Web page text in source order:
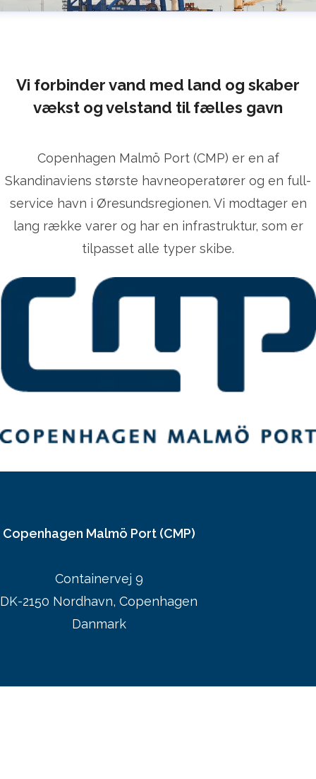
Vi forbinder vand med land og skaber
vækst og velstand til fælles gavn
Copenhagen Malmö Port (CMP) er en af
Skandinaviens største havneoperatører og en full-
service havn i Øresundsregionen. Vi modtager en
lang række varer og har en infrastruktur, som er
tilpasset alle typer skibe.
Copenhagen Malmö Port (CMP)
Containervej 9
DK-2150 Nordhavn, Copenhagen
Danmark